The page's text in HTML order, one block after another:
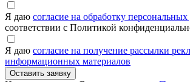
Я даю согласие на обработку
соответствии с Политикой
Я даю согласие на получение рассылки
информационных материалов